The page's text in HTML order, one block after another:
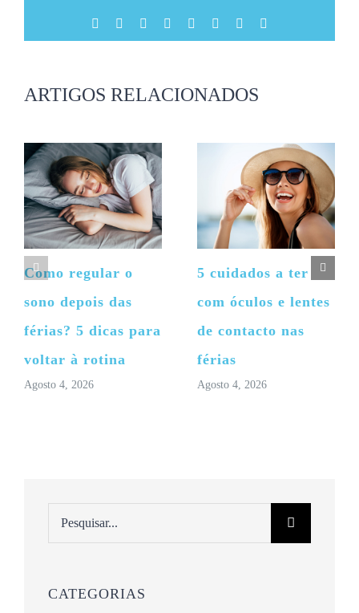
Facebook Reddit LinkedIn
TumblrPinterest
ARTIGOS RELACIONADOS
Como regular o
sono depois das
férias? 5 dicas para
voltar à rotina
Agosto 4, 2026
5 cuidados a ter
com óculos e lentes
de contacto nas
férias
Agosto 4, 2026
CATEGORIAS